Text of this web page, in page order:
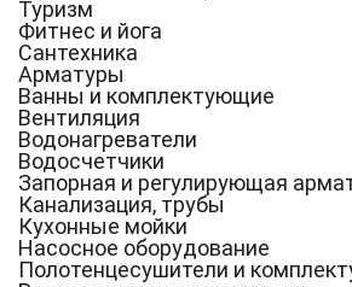
Туризм
Фитнес и йога
Сантехника
Арматуры
Ванны и комплектующие
Вентиляция
Водонагреватели
Водосчетчики
Запорная и регулирующая
Канализация, трубы
Кухонные мойки
Насосное оборудование
Полотенцесушители и